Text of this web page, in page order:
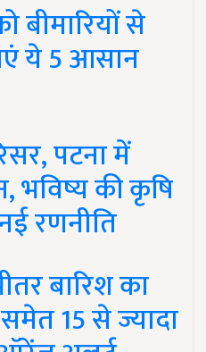
से
ये 5 आसान
पटना में
भविष्य की कृषि
रणनीति
बारिश का
15 से ज्यादा